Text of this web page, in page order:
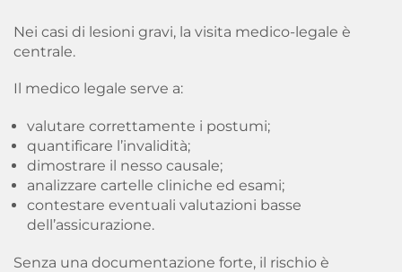
Nei casi di lesioni gravi, la visita medico-legale è
centrale.
Il medico legale serve a:
valutare correttamente i postumi;
quantificare l’invalidità;
dimostrare il nesso causale;
analizzare cartelle cliniche ed esami;
contestare eventuali valutazioni basse
dell’assicurazione.
Senza una documentazione forte, il rischio è